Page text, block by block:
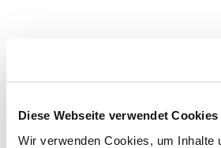
Diese Webseite verwendet Cookies
Wir verwenden Cookies, um Inhalte